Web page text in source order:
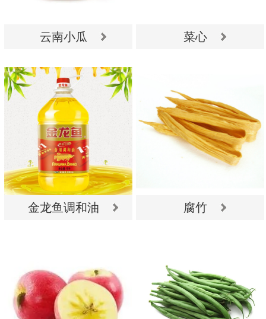
云南小瓜
云南小瓜
菜心
金龙鱼调和油 腐竹